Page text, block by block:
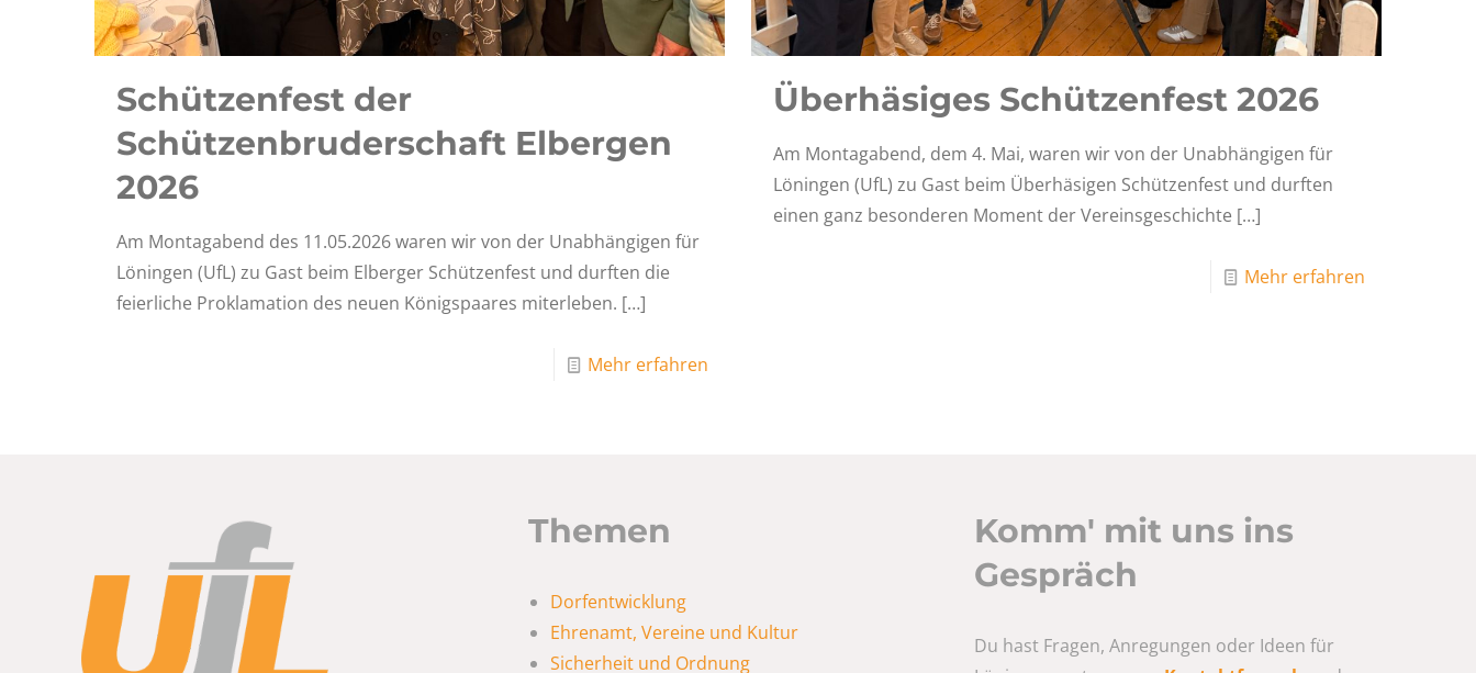
Schützenfest der
Schützenbruderschaft Elbergen
2026
Am Montagabend des 11.05.2026 waren wir von der Unabhängigen für
Löningen (UfL) zu Gast beim Elberger Schützenfest und durften die
feierliche Proklamation des neuen Königspaares miterleben. […]
Mehr erfahren
Überhäsiges Schützenfest 2026
Am Montagabend, dem 4. Mai, waren wir von der Unabhängigen für
Löningen (UfL) zu Gast beim Überhäsigen Schützenfest und durften
einen ganz besonderen Moment der Vereinsgeschichte […]
Mehr erfahren
Themen
Dorfentwicklung
Ehrenamt, Vereine und Kultur
Sicherheit und Ordnung
Komm' mit uns ins
Gespräch
Du hast Fragen, Anregungen oder Ideen für